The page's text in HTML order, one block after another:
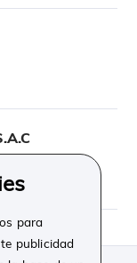
para
publicidad